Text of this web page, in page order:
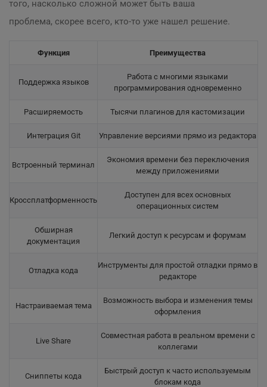
того, насколько сложной может быть ваша
проблема, скорее всего, кто-то уже нашел решение.
Функция Преимущества
Поддержка языков
Работа с многими языками
программирования одновременно
Расширяемость Тысячи плагинов для кастомизации
Интеграция Git Управление версиями прямо из редактора
Встроенный терминал
Экономия времени без переключения
между приложениями
Кроссплатформенность
Доступен для всех основных
операционных систем
Обширная
документация
Легкий доступ к ресурсам и форумам
Отладка кода
Инструменты для простой отладки прямо в
редакторе
Настраиваемая тема
Возможность выбора и изменения темы
оформления
Live Share
Совместная работа в реальном времени с
коллегами
Сниппеты кода
Быстрый доступ к часто используемым
блокам кода